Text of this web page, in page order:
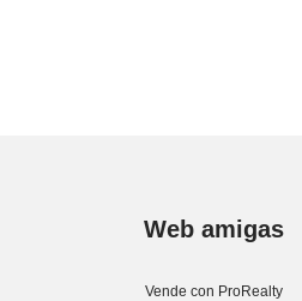
Web amigas
Vende con ProRealty